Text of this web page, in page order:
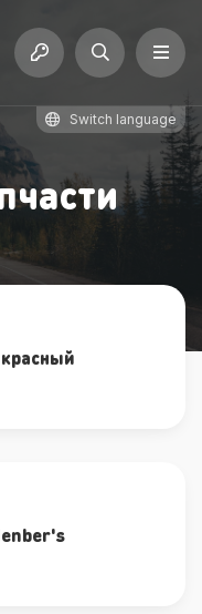
Switch language